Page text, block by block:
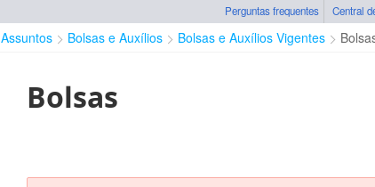
Perguntas frequentes Central
Assuntos Bolsas e Auxílios Bolsas e Auxílios Vigentes
Bolsas